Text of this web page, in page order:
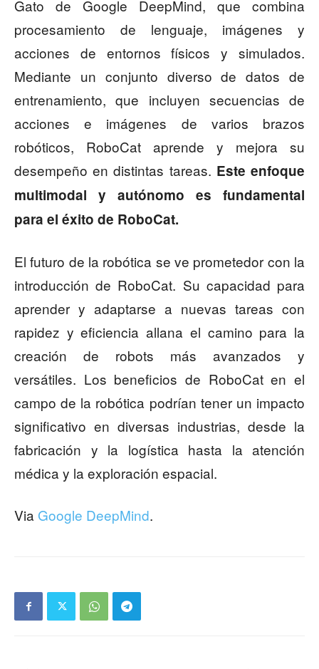
Gato de Google DeepMind, que combina
procesamiento de lenguaje, imágenes y
acciones de entornos físicos y simulados.
Mediante un conjunto diverso de datos de
entrenamiento, que incluyen secuencias de
acciones e imágenes de varios brazos
robóticos, RoboCat aprende y mejora su
desempeño en distintas tareas. Este enfoque
multimodal y autónomo es fundamental
para el éxito de RoboCat.
El futuro de la robótica se ve prometedor con la
introducción de RoboCat. Su capacidad para
aprender y adaptarse a nuevas tareas con
rapidez y eficiencia allana el camino para la
creación de robots más avanzados y
versátiles. Los beneficios de RoboCat en el
campo de la robótica podrían tener un impacto
significativo en diversas industrias, desde la
fabricación y la logística hasta la atención
médica y la exploración espacial.
Via Google DeepMind.